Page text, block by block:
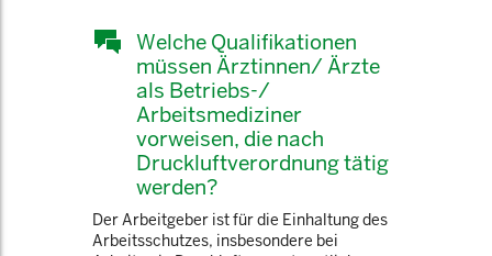
Welche Qualifikationen
müssen Ärztinnen/ Ärzte
als Betriebs-/
Arbeitsmediziner
vorweisen, die nach
Druckluftverordnung tätig
werden?
Der Arbeitgeber ist für die Einhaltung des
Arbeitsschutzes, insbesondere bei